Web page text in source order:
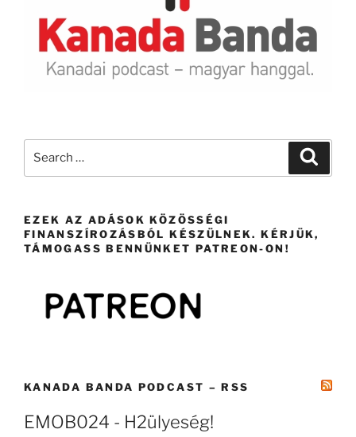
EZEK AZ ADÁSOK KÖZÖSSÉGI
FINANSZÍROZÁSBÓL KÉSZÜLNEK. KÉRJÜK,
TÁMOGASS BENNÜNKET PATREON-ON!
KANADA BANDA PODCAST – RSS
EMOB024 - H2ülyeség!